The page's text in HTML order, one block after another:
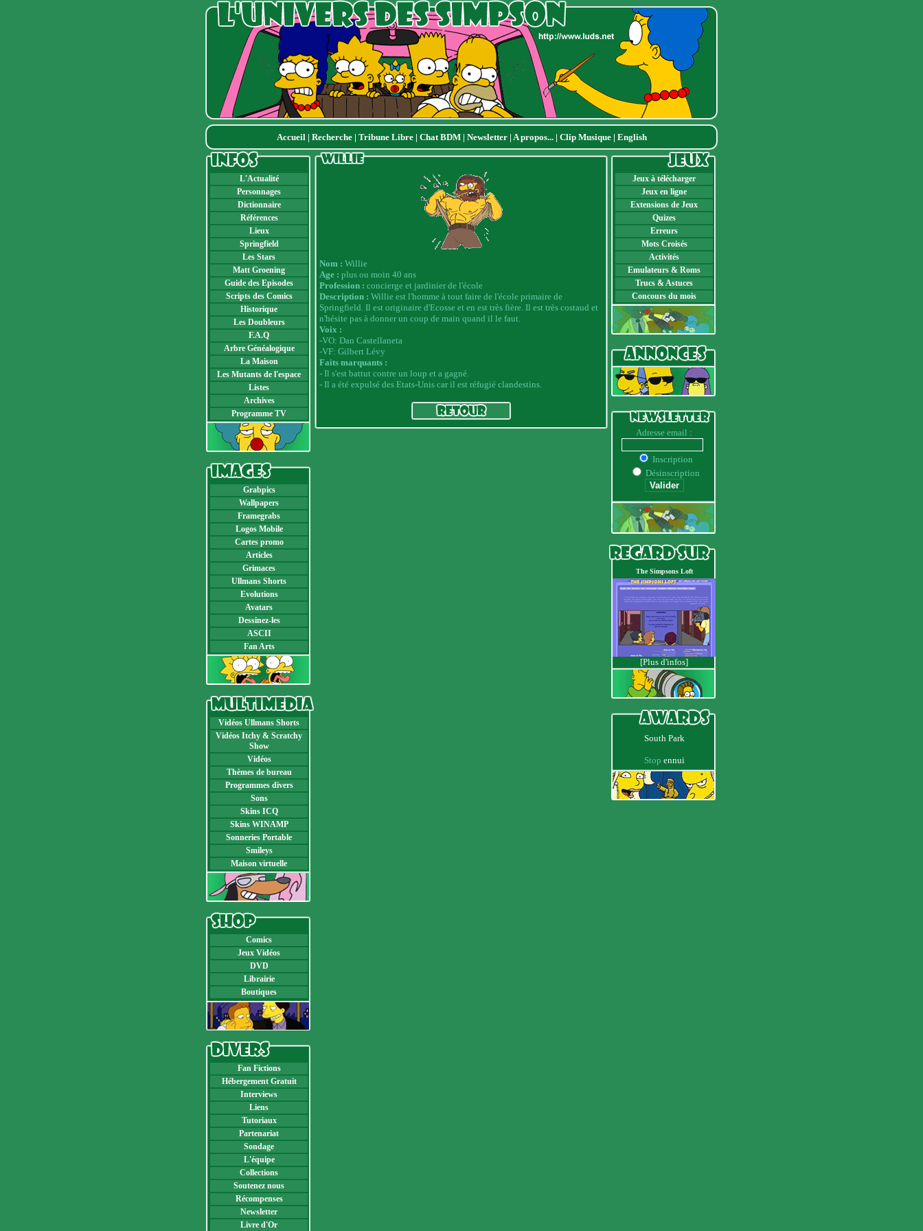
Accueil| Recherche| Tribune Libre | Chat BDM | Newsletter| A propos...| Clip Musique| English
L'Actualité
Personnages
Dictionnaire
Références
Lieux
Springfield
Les Stars
Matt Groening
Guide des Episodes
Scripts des Comics
Historique
Les Doubleurs
F.A.Q
Arbre Généalogique
La Maison
Les Mutants de l'espace
Listes
Archives
Programme TV
Grabpics
Wallpapers
Framegrabs
Logos Mobile
Cartes promo
Articles
Grimaces
Ullmans Shorts
Evolutions
Avatars
Dessinez-les
ASCII
Fan Arts
Vidéos Ullmans Shorts
Vidéos Itchy & Scratchy
Show
Vidéos
Thèmes de bureau
Programmes divers
Sons
Skins ICQ
Skins WINAMP
Sonneries Portable
Smileys
Maison virtuelle
Comics
Jeux Vidéos
DVD
Librairie
Boutiques
Fan Fictions
Hébergement Gratuit
Interviews
Liens
Tutoriaux
Partenariat
Sondage
L'équipe
Collections
Soutenez nous
Récompenses
Newsletter
Livre d'Or
Nom : Willie
Age : plus ou moin 40 ans
Profession : concierge et jardinier de l'école
Description : Willie est l'homme à tout faire de l'école primaire de
Springfield. Il est originaire d'Ecosse et en est très fière. Il est très costaud et
n'hésite pas à donner un coup de main quand il le faut.
Voix :
-VO: Dan Castellaneta
-VF: Gilbert Lévy
Faits marquants :
- Il s'est battut contre un loup et a gagné.
- Il a été expulsé des Etats-Unis car il est réfugié clandestins.
Jeux à télécharger
Jeux en ligne
Extensions de Jeux
Quizes
Erreurs
Mots Croisés
Activités
Emulateurs & Roms
Trucs & Astuces
Concours du mois
Adresse email :
Inscription
Désinscription
The Simpsons Loft
[Plus d'infos]
South Park
Stop ennui